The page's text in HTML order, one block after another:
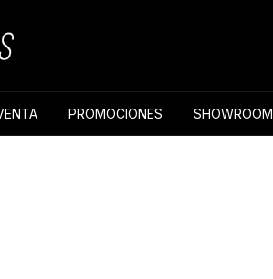
PROMOCIONES SHOWROOM